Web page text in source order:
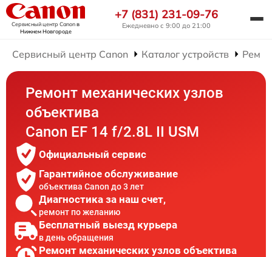
Сервисный центр Canonв
Нижнем Новгороде
+7 (831) 231-09-76
Ежедневно с 9:00 до 21:00
Сервисный центр Canon Каталог устройств
Ремонт механических узлов
объектива
Canon EF 14 f/2.8L II USM
Официальный сервис
Гарантийное обслуживание
объектива Canon до 3 лет
Диагностика за наш счет,
ремонт по желанию
Бесплатный выезд курьера
в день обращения
Ремонт механических узлов объектива